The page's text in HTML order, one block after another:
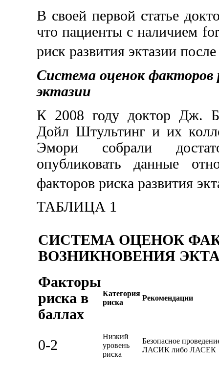
В своей первой статье
что пациенты с наличием
риск развития эктазии
Система оценок факторов
эктазии
К 2008 году доктор Дж.
Дойл Штультинг и их
Эмори собрали
опубликовать данные
факторов риска развития
ТАБЛИЦА 1
СИСТЕМА ОЦЕНОК
ВОЗНИКНОВЕНИЯ
Факторы
риска в
баллах
Категория
риска
Рекомендации
0-2
Низкий
уровень
риска
Безопасное
ЛАСИК либо ЛАСЕК